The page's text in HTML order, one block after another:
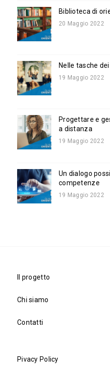
Biblioteca di
20 Maggio 2022
Nelle tasche
19 Maggio 2022
Progettare e
a distanza
19 Maggio 2022
Un dialogo
competenze
19 Maggio 2022
Il progetto
Chi siamo
Contatti
Pivacy Policy